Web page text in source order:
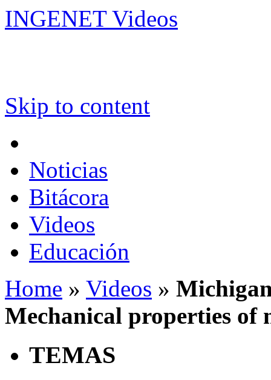
INGENET Videos
Skip to content
Noticias
Bitácora
Videos
Educación
Home » Videos »
Mechanical properties of
TEMAS